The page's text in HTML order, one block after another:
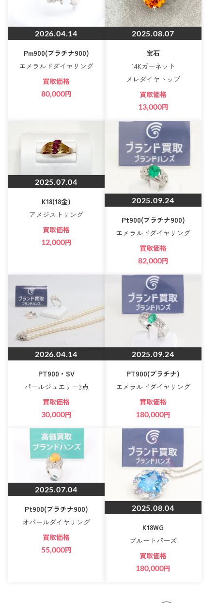
2026.04.14
Pm900(プラチナ900)
エメラルドダイヤリング
買取価格
80,000円
2025.08.07
宝石
14Kガーネット
メレダイヤトップ
買取価格
13,000円
2025.07.04
K18(18金)
アメジストリング
買取価格
12,000円
2025.09.24
Pt900(プラチナ900)
エメラルドダイヤリング
買取価格
82,000円
2026.04.14
PT900・SV
パールジュエリー3点
買取価格
30,000円
2025.09.24
PT900(プラチナ)
エメラルドダイヤリング
買取価格
180,000円
2025.07.04
Pt900(プラチナ900)
オパールダイヤリング
買取価格
55,000円
2025.08.04
K18WG
ブルートパーズ
買取価格
180,000円